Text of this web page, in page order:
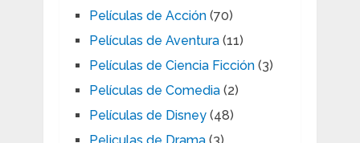
Películas de Acción(70)
Películas de Aventura(11)
Películas de Ciencia Ficción(3)
Películas de Comedia(2)
Películas de Disney(48)